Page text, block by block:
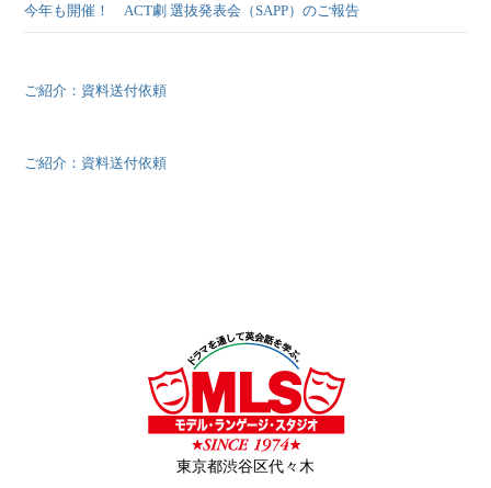
今年も開催！ ACT劇 選抜発表会（SAPP）のご報告
ご紹介：資料送付依頼
ご紹介：資料送付依頼
東京都渋谷区代々木